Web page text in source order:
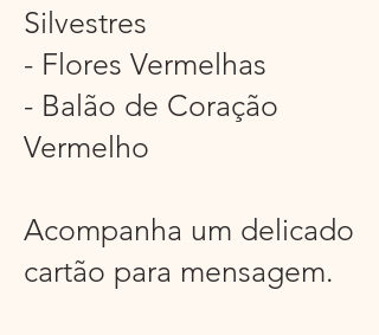
Silvestres
- Flores Vermelhas
- Balão de Coração
Vermelho
Acompanha um delicado
cartão para mensagem.